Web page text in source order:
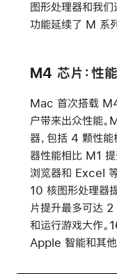
图形处理器和我们
功能延续了 M 系
M4 芯片：性
Mac 首次搭载 M4
户带来出众性能
器，包括 4 颗性
器性能相比 M1
浏览器和 Excel
10 核图形处理器
片提升最多可达 2
和运行游戏大作。
Apple 智能和其他